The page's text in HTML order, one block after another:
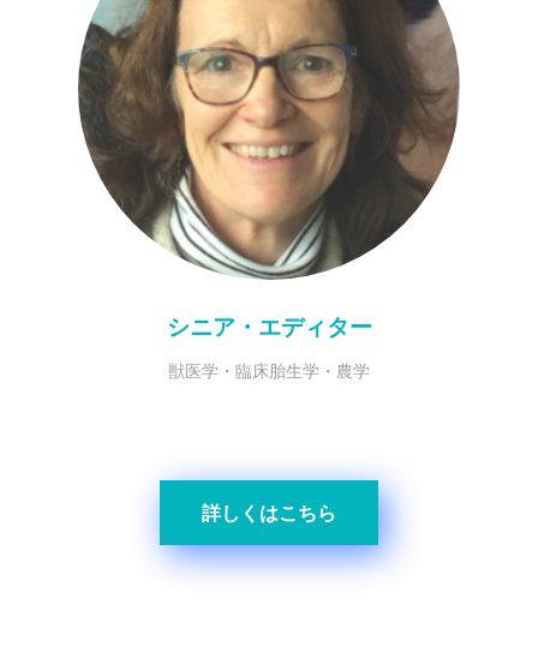
シニア・エディター
獣医学・臨床胎生学・農学
詳しくはこちら